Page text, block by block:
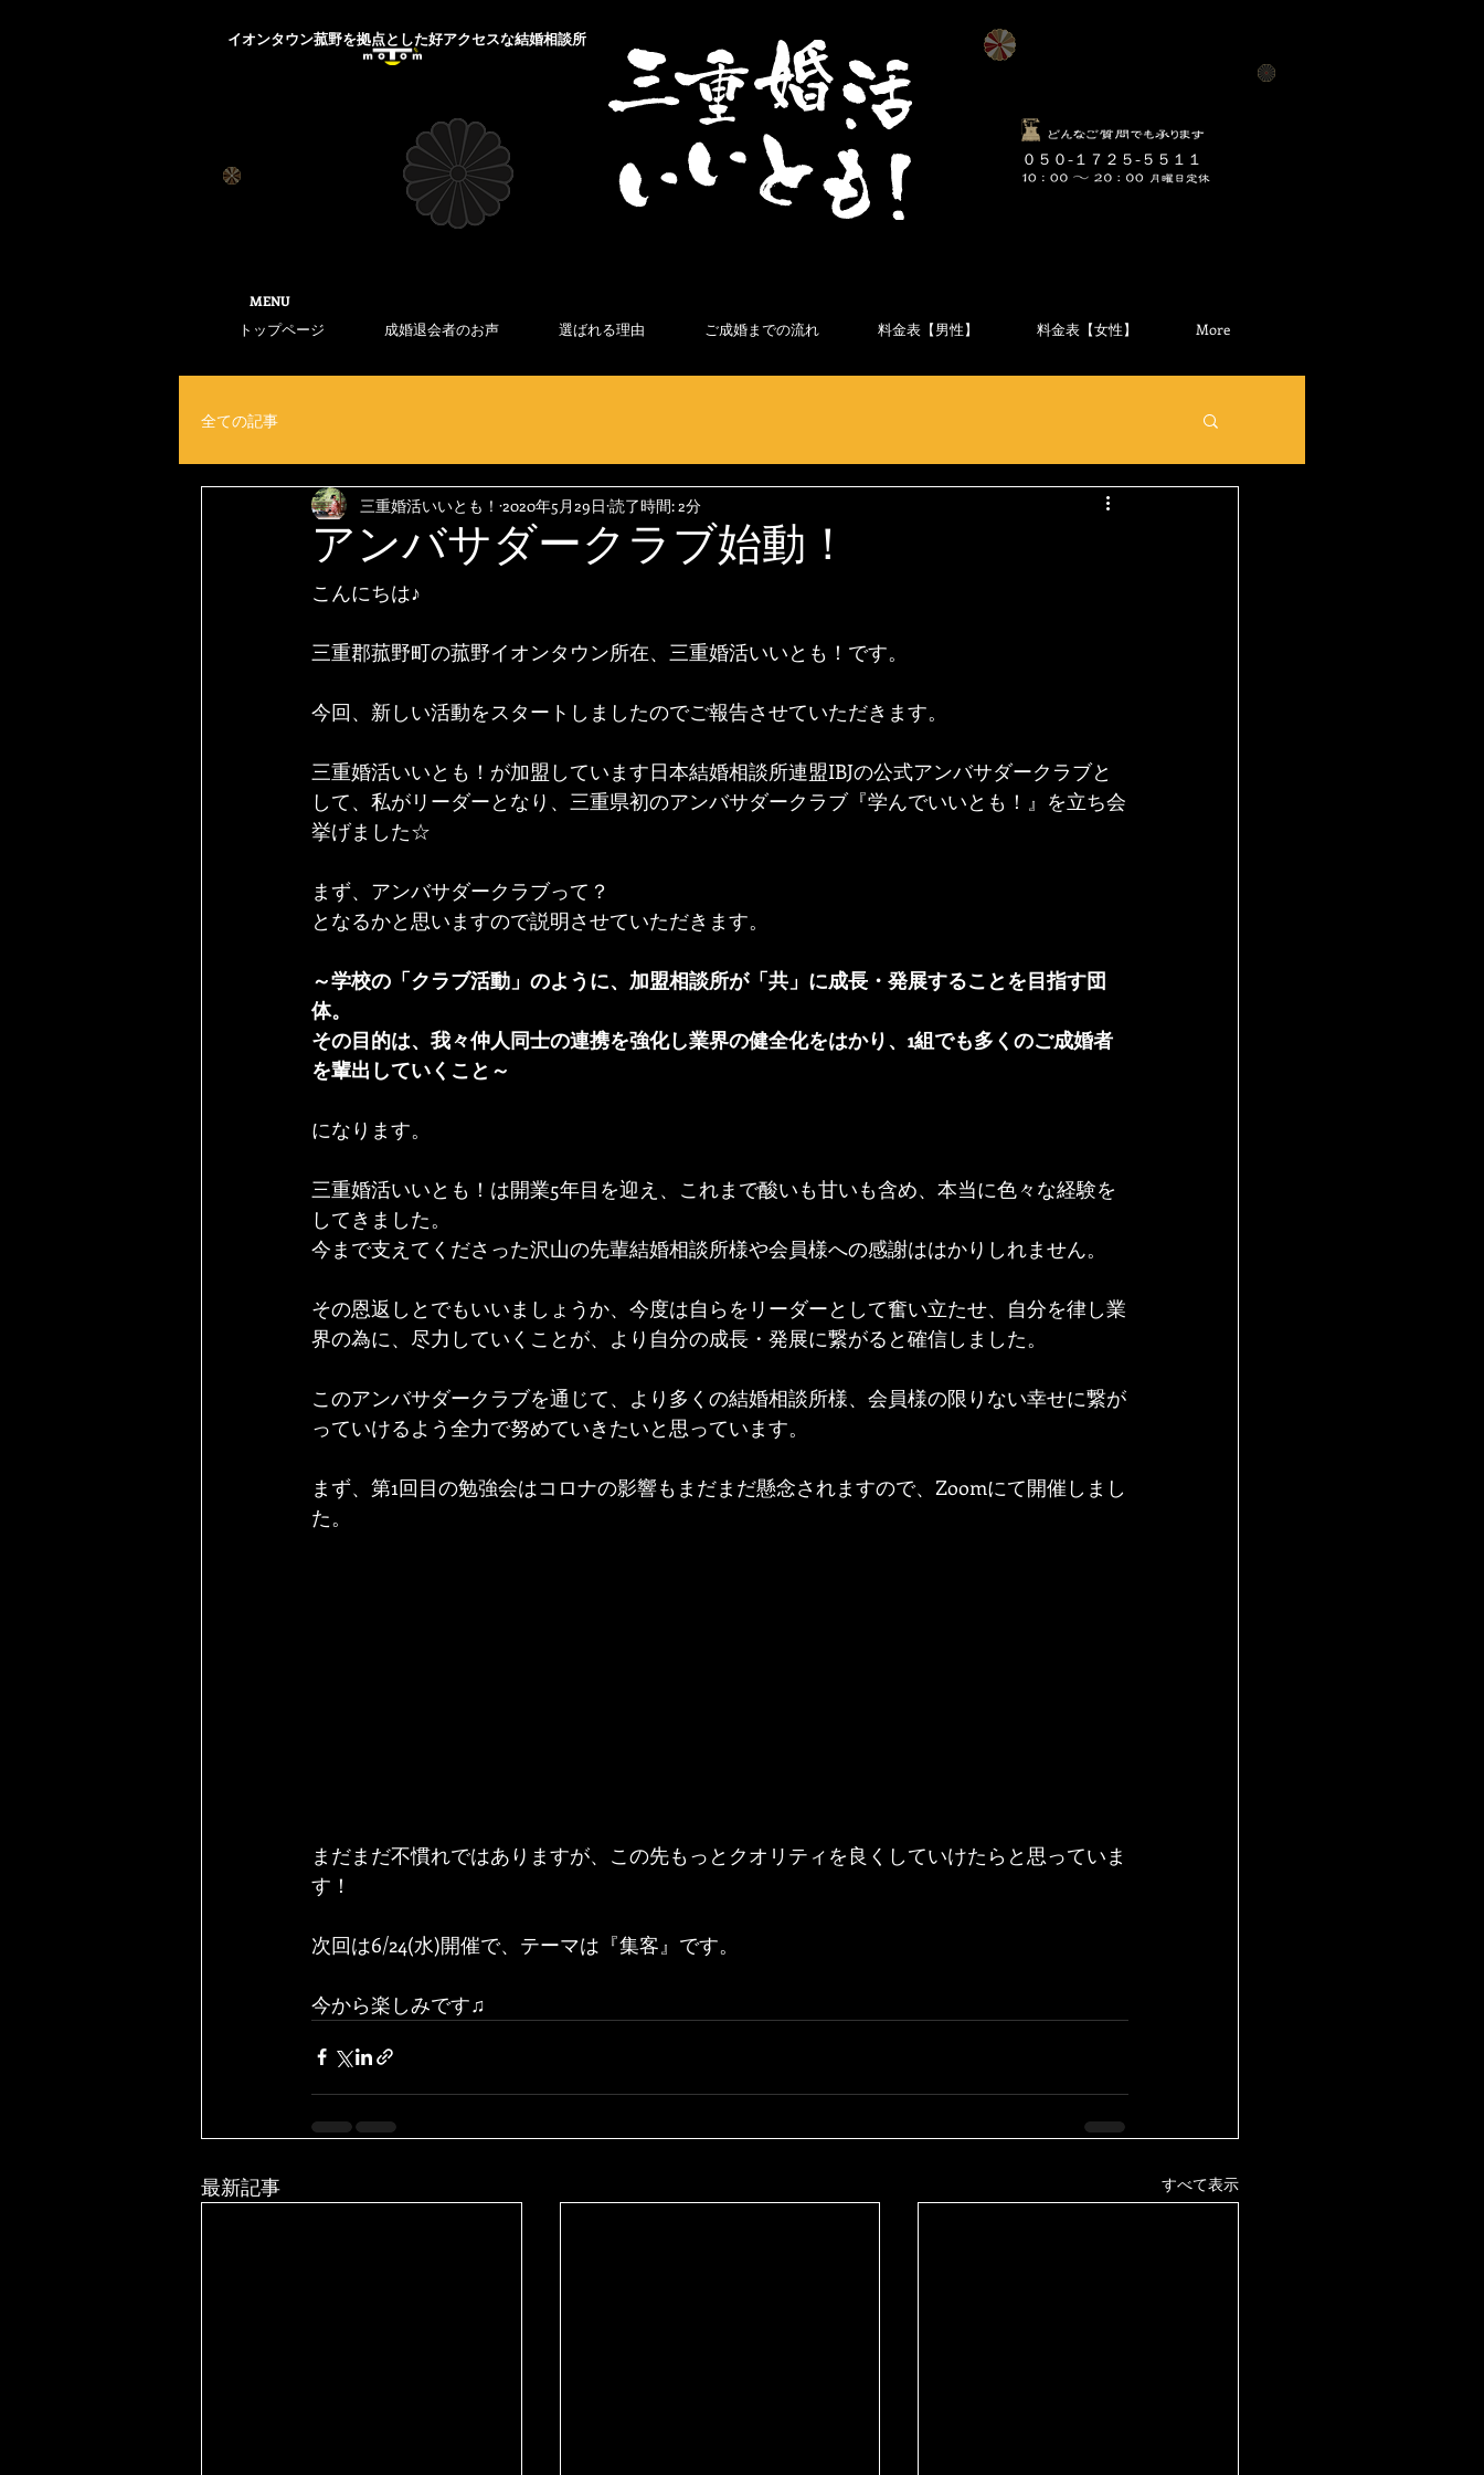
​MENU
​イオンタウン菰野を拠点とした好アクセスな結婚相談所
トップページ 成婚退会者のお声 選ばれる理由 ご成婚までの流れ 料金表【男性】 料金表【女性】 More
​０５０-１７２５-５５１１
全ての記事
アンバサダークラブ始動！
三重婚活いいとも！ 2020年5月29日 読了時間: 2分
こんにちは♪
三重郡菰野町の菰野イオンタウン所在、三重婚活いいとも！です。
今回、新しい活動をスタートしましたのでご報告させていただきます。
三重婚活いいとも！が加盟しています日本結婚相談所連盟IBJの公式アンバサダークラブと
して、私がリーダーとなり、三重県初のアンバサダークラブ『学んでいいとも！』を立ち会
挙げました☆
まず、アンバサダークラブって？
となるかと思いますので説明させていただきます。
～学校の「クラブ活動」のように、加盟相談所が「共」に成長・発展することを目指す団
体。
その目的は、我々仲人同士の連携を強化し業界の健全化をはかり、1組でも多くのご成婚者
を輩出していくこと～
になります。
三重婚活いいとも！は開業5年目を迎え、これまで酸いも甘いも含め、本当に色々な経験を
してきました。
今まで支えてくださった沢山の先輩結婚相談所様や会員様への感謝ははかりしれません。
その恩返しとでもいいましょうか、今度は自らをリーダーとして奮い立たせ、自分を律し業
界の為に、尽力していくことが、より自分の成長・発展に繋がると確信しました。
このアンバサダークラブを通じて、より多くの結婚相談所様、会員様の限りない幸せに繋が
っていけるよう全力で努めていきたいと思っています。
まず、第1回目の勉強会はコロナの影響もまだまだ懸念されますので、Zoomにて開催しまし
た。
まだまだ不慣れではありますが、この先もっとクオリティを良くしていけたらと思っていま
す！
次回は6/24(水)開催で、テーマは『集客』です。
今から楽しみです♫
最新記事 すべて表示